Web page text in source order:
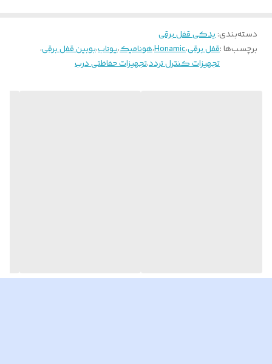
سرویسقفل برقی را برای شما تضمین می‌کند. هزینه برای
امنیت نوعی سرمایه گذاری است .
دسته‌بندی:یدکی قفل برقی
برچسب‌ها :قفل برقی،Honamic،هونامیک،یوتاب،بوبین قفل برقی،
تجهیزات کنترل تردد،تجهیزات حفاظتی درب